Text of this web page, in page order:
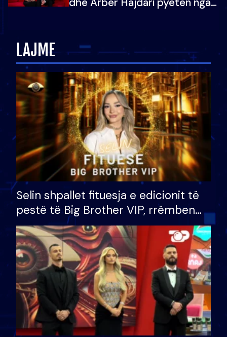
LAJME
Selin shpallet fituesja e edicionit të
pestë të Big Brother VIP, rrëmben
çmimin e madh prej 100 mijë eurosh